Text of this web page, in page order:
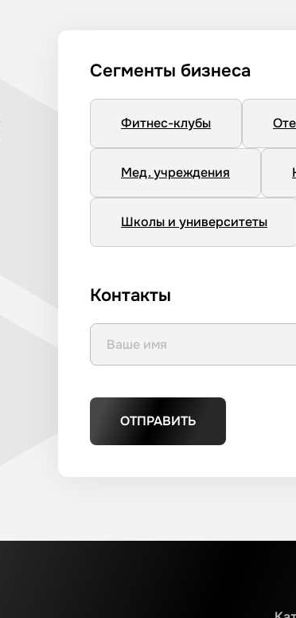
Сегменты бизнеса
Фитнес-клубы
Мед. учреждения
Школы и университеты
Контакты
ОТПРАВИТЬ